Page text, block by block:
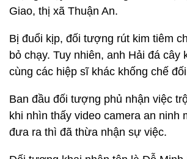
Giao, thị xã Thuận An.
Bị đuổi kịp, đối tượng rút kim tiêm
bỏ chạy. Tuy nhiên, anh Hải đá cây
cùng các hiệp sĩ khác khống chế
Ban đầu đối tượng phủ nhận việc
khi nhìn thấy video camera an ninh
đưa ra thì đã thừa nhận sự việc.